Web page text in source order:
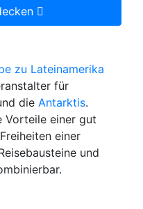
für
die Antarktis.
Vorteile einer gut
einer
und